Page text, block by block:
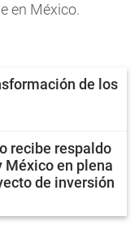
en México.
de los
recibe respaldo
México en plena
de inversión